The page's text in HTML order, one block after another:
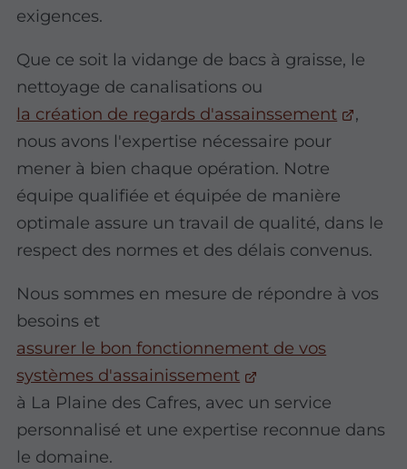
exigences.
Que ce soit la vidange de bacs à graisse, le
nettoyage de canalisations ou
la création de regards d'assainssement
,
nous avons l'expertise nécessaire pour
mener à bien chaque opération. Notre
équipe qualifiée et équipée de manière
optimale assure un travail de qualité, dans le
respect des normes et des délais convenus.
Nous sommes en mesure de répondre à vos
besoins et
assurer le bon fonctionnement de vos
systèmes d'assainissement
à La Plaine des Cafres, avec un service
personnalisé et une expertise reconnue dans
le domaine.